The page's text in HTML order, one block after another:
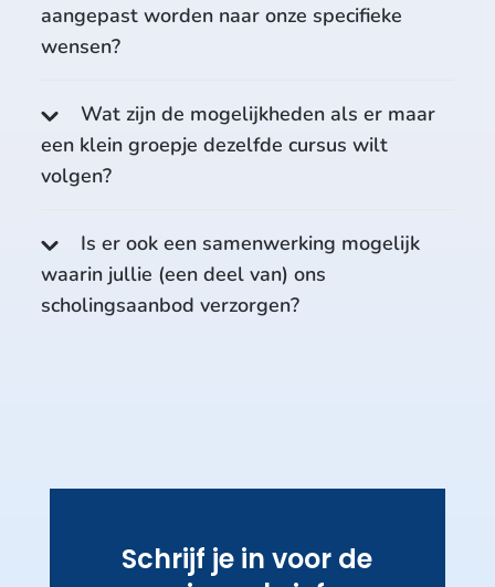
aangepast worden naar onze specifieke
wensen?
Wat zijn de mogelijkheden als er maar
een klein groepje dezelfde cursus wilt
volgen?
Is er ook een samenwerking mogelijk
waarin jullie (een deel van) ons
scholingsaanbod verzorgen?
Schrijf je in voor de